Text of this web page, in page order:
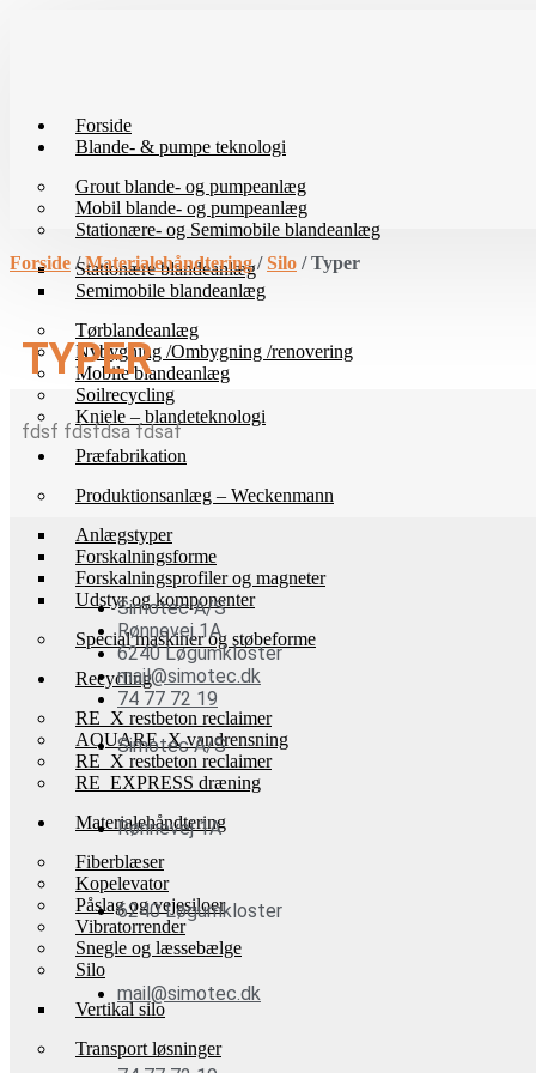
Forside
Blande- & pumpe teknologi
Grout blande- og pumpeanlæg
Mobil blande- og pumpeanlæg
Stationære- og Semimobile blandeanlæg
Stationære blandeanlæg
Semimobile blandeanlæg
Tørblandeanlæg
Nybygning /Ombygning /renovering
Mobile blandeanlæg
Soilrecycling
Kniele – blandeteknologi
Præfabrikation
Produktionsanlæg – Weckenmann
Anlægstyper
Forskalningsforme
Forskalningsprofiler og magneter
Udstyr og komponenter
Special maskiner og støbeforme
Recycling
RE_X restbeton reclaimer
AQUARE_X vandrensning
RE_X restbeton reclaimer
RE_EXPRESS dræning
Materialehåndtering
Fiberblæser
Kopelevator
Påslag og vejesiloer
Vibratorrender
Snegle og læssebælge
Silo
Vertikal silo
Transport løsninger
Forside /Materialehåndtering/Silo / Typer
TYPER
fdsf fdsfdsa fdsaf
Simotec A/S
Rønnevej 1A
6240 Løgumkloster
mail@simotec.dk
74 77 72 19
Simotec A/S
Rønnevej 1A
6240 Løgumkloster
mail@simotec.dk